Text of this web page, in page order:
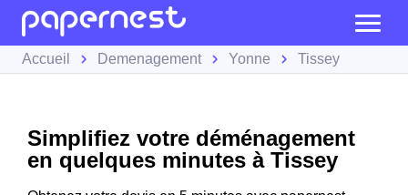
Accueil Demenagement Yonne Tissey